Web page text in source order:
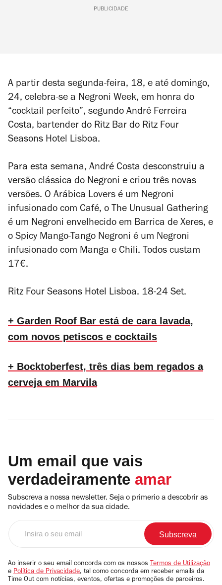
PUBLICIDADE
A partir desta segunda-feira, 18, e até domingo,
24, celebra-se a Negroni Week, em honra do
“cocktail perfeito”, segundo André Ferreira
Costa, bartender do Ritz Bar do Ritz Four
Seasons Hotel Lisboa.
Para esta semana, André Costa desconstruiu a
versão clássica do Negroni e criou três novas
versões. O Arábica Lovers é um Negroni
infusionado com Café, o The Unusual Gathering
é um Negroni envelhecido em Barrica de Xeres, e
o Spicy Mango-Tango Negroni é um Negroni
infusionado com Manga e Chili. Todos custam
17€.
Ritz Four Seasons Hotel Lisboa. 18-24 Set.
+ Garden Roof Bar está de cara lavada,
com novos petiscos e cocktails
+ Bocktoberfest, três dias bem regados a
cerveja em Marvila
Um email que vais
verdadeiramente amar
Subscreva a nossa newsletter. Seja o primerio a descobrir as
novidades e o melhor da sua cidade.
email
Ao inserir o seu email concorda com os nossos Termos de Utilização
e Política de Privacidade, tal como concorda em receber emails da
Time Out com notícias, eventos, ofertas e promoções de parceiros.